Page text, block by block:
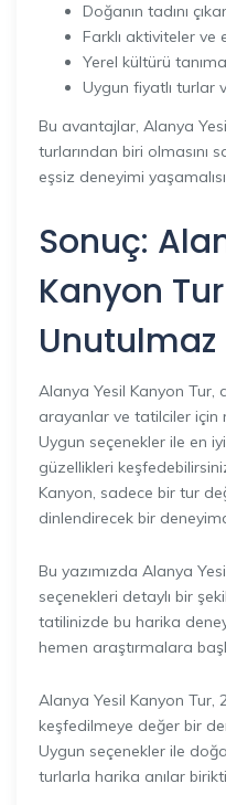
Doğanın tadını
Farklı aktiviteler ve
Yerel kültürü
Uygun fiyatlı turlar
Bu avantajlar, Alanya
turlarından biri olmasını
eşsiz deneyimi
Sonuç:
Kanyon
Unutulmaz
Alanya Yesil Kanyon Tur,
arayanlar ve tatilciler için
Uygun seçenekler ile en
güzellikleri
Kanyon, sadece bir tur
dinlendirecek bir
Bu yazımızda Alanya
seçenekleri detaylı bir
tatilinizde bu harika
hemen araştırmalara
Alanya Yesil Kanyon Tur,
keşfedilmeye değer bir
Uygun seçenekler ile
turlarla harika anılar